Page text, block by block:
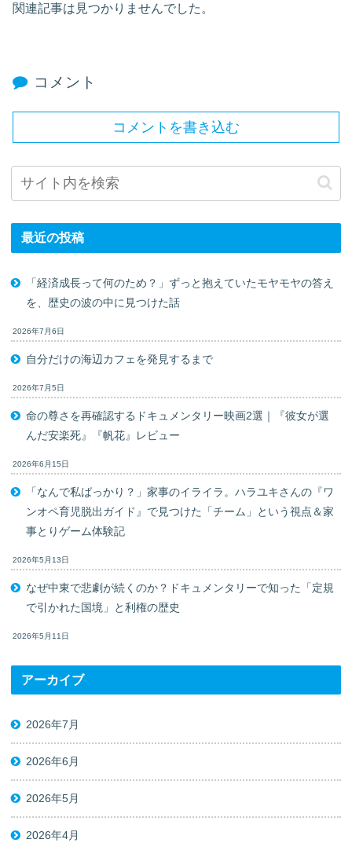
関連記事は見つかりませんでした。
コメント
コメントを書き込む
最近の投稿
「経済成長って何のため？」ずっと抱えていたモヤモヤの答え
を、歴史の波の中に見つけた話
2026年7月6日
自分だけの海辺カフェを発見するまで
2026年7月5日
命の尊さを再確認するドキュメンタリー映画2選｜『彼女が選
んだ安楽死』『帆花』レビュー
2026年6月15日
「なんで私ばっかり？」家事のイライラ。ハラユキさんの『ワ
ンオペ育児脱出ガイド』で見つけた「チーム」という視点＆家
事とりゲーム体験記
2026年5月13日
なぜ中東で悲劇が続くのか？ドキュメンタリーで知った「定規
で引かれた国境」と利権の歴史
2026年5月11日
アーカイブ
2026年7月
2026年6月
2026年5月
2026年4月